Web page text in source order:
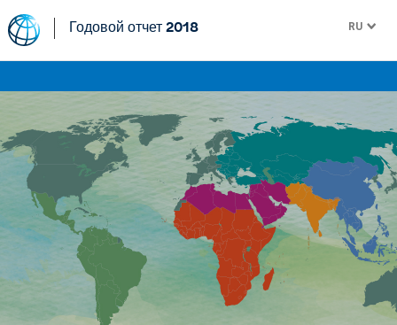
Годовой отчет 2018 RU